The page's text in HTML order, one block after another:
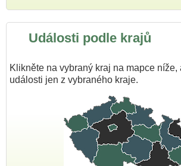
Události podle krajů
Klikněte na vybraný kraj na mapce níže,
události jen z vybraného kraje.